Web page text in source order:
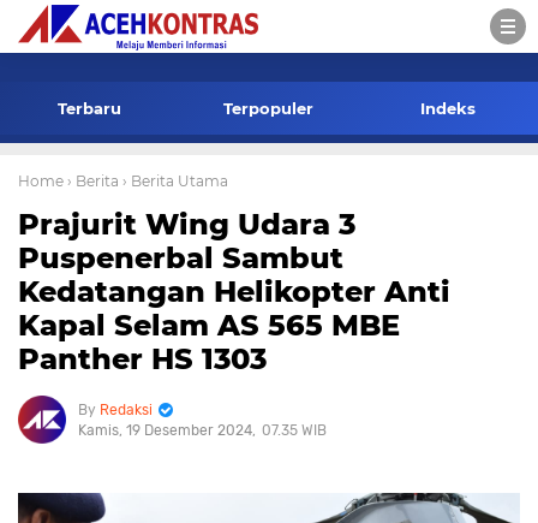
Terbaru Terpopuler Indeks
Home › Berita › Berita Utama
Prajurit Wing Udara 3
Puspenerbal Sambut
Kedatangan Helikopter Anti
Kapal Selam AS 565 MBE
Panther HS 1303
Redaksi
Kamis, 19 Desember 2024 07.35 WIB